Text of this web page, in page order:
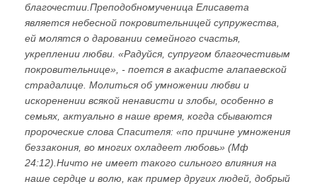
благочестии.Преподобномученица Елисавета
является небесной покровительницей супружества,
ей молятся о даровании семейного счастья,
укреплении любви. «Радуйся, супругом благочестивым
покровительнице», - поется в акафисте алапаевской
страдалице. Молиться об умножении любви и
искоренении всякой ненависти и злобы, особенно в
семьях, актуально в наше время, когда сбываются
пророческие слова Спасителя: «по причине умножения
беззакония, во многих охладеет любовь» (Мф
24:12).Ничто не имеет такого сильного влияния на
наше сердце и волю, как пример других людей, добрый